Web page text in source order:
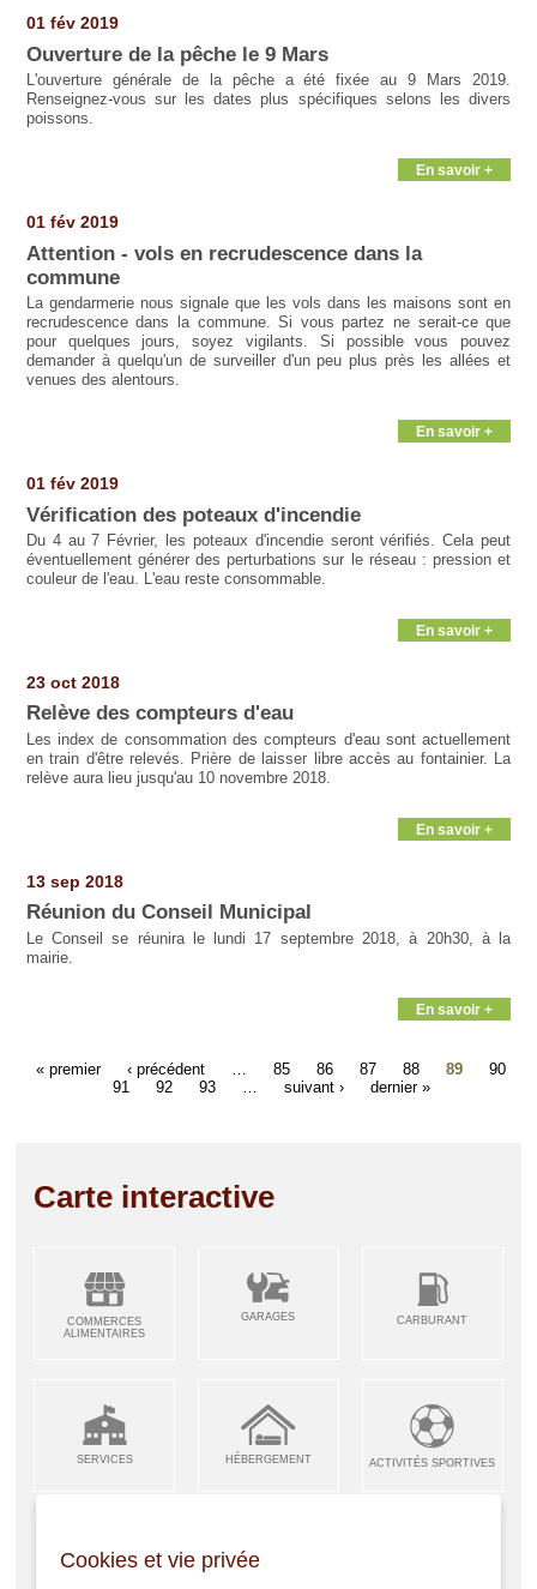
01 fév 2019
Ouverture de la pêche le 9 Mars
L'ouverture générale de la pêche a été fixée au 9 Mars 2019.
Renseignez-vous sur les dates plus spécifiques selons les divers
poissons.
En savoir +
01 fév 2019
Attention - vols en recrudescence dans la
commune
La gendarmerie nous signale que les vols dans les maisons sont en
recrudescence dans la commune. Si vous partez ne serait-ce que
pour quelques jours, soyez vigilants. Si possible vous pouvez
demander à quelqu'un de surveiller d'un peu plus près les allées et
venues des alentours.
En savoir +
01 fév 2019
Vérification des poteaux d'incendie
Du 4 au 7 Février, les poteaux d'incendie seront vérifiés. Cela peut
éventuellement générer des perturbations sur le réseau : pression et
couleur de l'eau. L'eau reste consommable.
En savoir +
23 oct 2018
Relève des compteurs d'eau
Les index de consommation des compteurs d'eau sont actuellement
en train d'être relevés. Prière de laisser libre accès au fontainier. La
relève aura lieu jusqu'au 10 novembre 2018.
En savoir +
13 sep 2018
Réunion du Conseil Municipal
Le Conseil se réunira le lundi 17 septembre 2018, à 20h30, à la
mairie.
En savoir +
« premier ‹ précédent 85 86 87 88 89
90
91
92 93 suivant › dernier »
Carte interactive
COMMERCES
ALIMENTAIRES
GARAGES CARBURANT
SERVICES HÉBERGEMENT ACTIVITÉS SPORTIVES
Cookies et vie privée